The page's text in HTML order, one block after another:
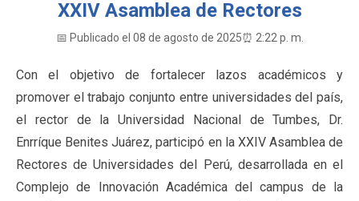
XXIV Asamblea de Rectores
📅 Publicado el 08 de agosto de 2025⏰ 2:22 p. m.
Con el objetivo de fortalecer lazos académicos y
promover el trabajo conjunto entre universidades del país,
el rector de la Universidad Nacional de Tumbes, Dr.
Enrríque Benites Juárez, participó en la XXIV Asamblea de
Rectores de Universidades del Perú, desarrollada en el
Complejo de Innovación Académica del campus de la